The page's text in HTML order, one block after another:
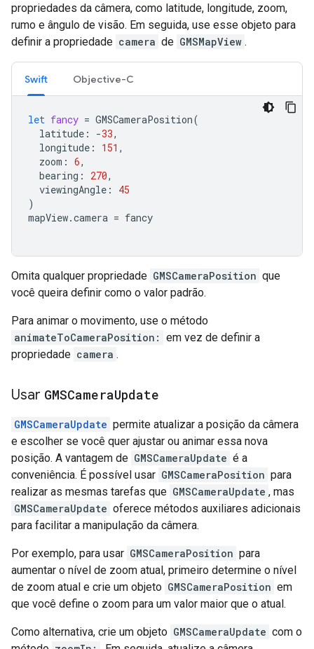
propriedades da câmera, como latitude, longitude, zoom,
rumo e ângulo de visão. Em seguida, use esse objeto para
definir a propriedade camera de GMSMapView .
Swift Objective-C
let fancy = GMSCameraPosition(
latitude : -33,
longitude : 151 ,
zoom : 6,
bearing : 270,
viewingAngle :
45
)
mapView.camera = fancy
Omita qualquer propriedade GMSCameraPosition que
você queira definir como o valor padrão.
Para animar o movimento, use o método
animateToCameraPosition: em vez de definir a
propriedade camera .
Usar GMSCameraUpdate
GMSCameraUpdate permite atualizar a posição da câmera
e escolher se você quer ajustar ou animar essa nova
posição. A vantagem de GMSCameraUpdate é a
conveniência. É possível usar GMSCameraPosition para
realizar as mesmas tarefas que GMSCameraUpdate , mas
GMSCameraUpdate oferece métodos auxiliares adicionais
para facilitar a manipulação da câmera.
Por exemplo, para usar GMSCameraPosition para
aumentar o nível de zoom atual, primeiro determine o nível
de zoom atual e crie um objeto GMSCameraPosition em
que você define o zoom para um valor maior que o atual.
Como alternativa, crie um objeto GMSCameraUpdate com o